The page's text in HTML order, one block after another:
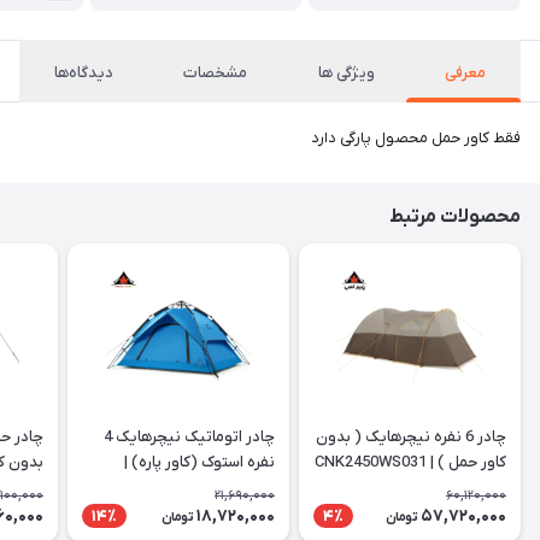
معرفی ویژگی ها مشخصات دیدگاه‌ها
فقط کاور حمل محصول پارگی دارد
محصولات مرتبط
چادر 6 نفره نیچرهایک ( بدون
کاور حمل ) | CNK2450WS031
60,120,000
57,720,000 تومان 4٪
چادر اتوماتیک نیچرهایک 4
نفره استوک (کاور پاره) |
NH21zp008
21,690,000
18,720,000 تومان 14٪
چادر
بدون
P